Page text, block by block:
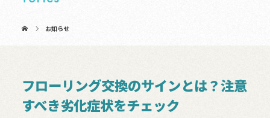
お知らせ
フローリング交換のサインとは？注意
すべき劣化症状をチェック